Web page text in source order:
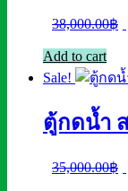
38,000.00฿
Add to cart
Sale!
ตู้กดน้ำ
35,000.00฿